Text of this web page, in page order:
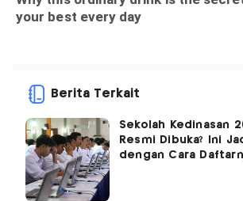
Berita Terkait
Sekolah Kedinasan
Resmi Dibuka? Ini
dengan Cara